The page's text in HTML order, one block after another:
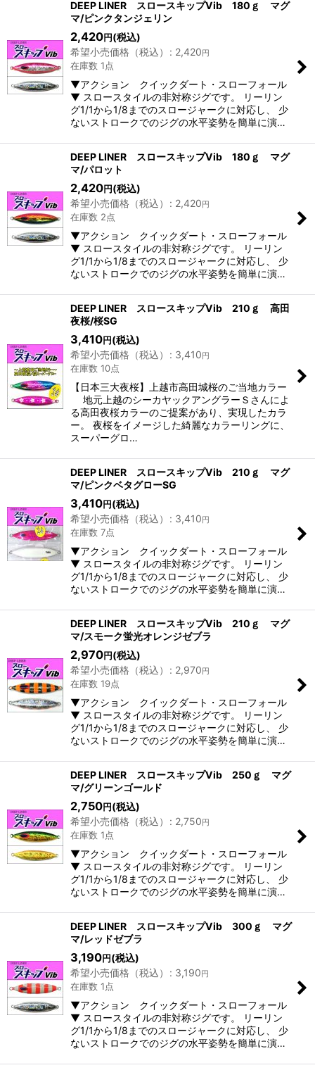
DEEP LINER スロースキップVib 180ｇ マグ
マ/ピンクタンジェリン
2,420円(税込)
希望小売価格（税込）
: 2,420円
在庫数 1点
▼アクション クイックダート・スローフォール
▼ スロースタイルの非対称ジグです。 リーリン
グ1/1から1/8までのスロージャークに対応し、 少
ないストロークでのジグの水平姿勢を簡単に演…
DEEP LINER スロースキップVib 180ｇ マグ
マ/パロット
2,420円(税込)
希望小売価格（税込）
: 2,420円
在庫数 2点
▼アクション クイックダート・スローフォール
▼ スロースタイルの非対称ジグです。 リーリン
グ1/1から1/8までのスロージャークに対応し、 少
ないストロークでのジグの水平姿勢を簡単に演…
DEEP LINER スロースキップVib 210ｇ 高田
夜桜/桜SG
3,410円(税込)
希望小売価格（税込）
: 3,410円
在庫数 10点
【日本三大夜桜】上越市高田城桜のご当地カラー
地元上越のシーカヤックアングラーＳさんによ
る高田夜桜カラーのご提案があり、実現したカラ
ー。 夜桜をイメージした綺麗なカラーリングに、
スーパーグロ…
DEEP LINER スロースキップVib 210ｇ マグ
マ/ピンクベタグローSG
3,410円(税込)
希望小売価格（税込）
: 3,410円
在庫数 7点
▼アクション クイックダート・スローフォール
▼ スロースタイルの非対称ジグです。 リーリン
グ1/1から1/8までのスロージャークに対応し、 少
ないストロークでのジグの水平姿勢を簡単に演…
DEEP LINER スロースキップVib 210ｇ マグ
マ/スモーク蛍光オレンジゼブラ
2,970円(税込)
希望小売価格（税込）
: 2,970円
在庫数 19点
▼アクション クイックダート・スローフォール
▼ スロースタイルの非対称ジグです。 リーリン
グ1/1から1/8までのスロージャークに対応し、 少
ないストロークでのジグの水平姿勢を簡単に演…
DEEP LINER スロースキップVib 250ｇ マグ
マ/グリーンゴールド
2,750円(税込)
希望小売価格（税込）
: 2,750円
在庫数 1点
▼アクション クイックダート・スローフォール
▼ スロースタイルの非対称ジグです。 リーリン
グ1/1から1/8までのスロージャークに対応し、 少
ないストロークでのジグの水平姿勢を簡単に演…
DEEP LINER スロースキップVib 300ｇ マグ
マ/レッドゼブラ
3,190円(税込)
希望小売価格（税込）
: 3,190円
在庫数 1点
▼アクション クイックダート・スローフォール
▼ スロースタイルの非対称ジグです。 リーリン
グ1/1から1/8までのスロージャークに対応し、 少
ないストロークでのジグの水平姿勢を簡単に演…